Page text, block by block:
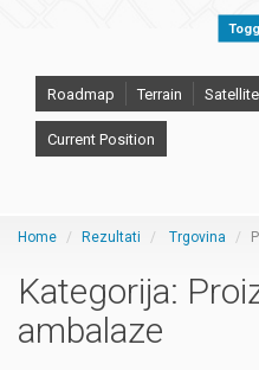
Roadmap Terrain Satellite
Current Position
Home Rezultati Trgovina
Kategorija:
ambalaze